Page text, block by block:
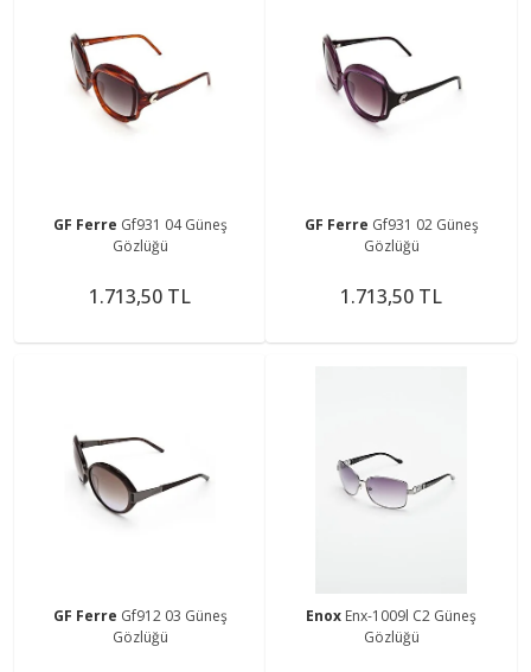
GF Ferre Gf931 04 Güneş
Gözlüğü
1.713,50 TL
GF Ferre Gf931 02 Güneş
Gözlüğü
1.713,50 TL
GF Ferre Gf912 03 Güneş
Gözlüğü
Enox Enx-1009l C2 Güneş
Gözlüğü